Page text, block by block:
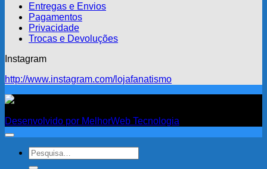
Entregas e Envios
Pagamentos
Privacidade
Trocas e Devoluções
Instagram
http://www.instagram.com/lojafanatismo
Desenvolvido por MelhorWeb Tecnologia
Pesquisar
por: